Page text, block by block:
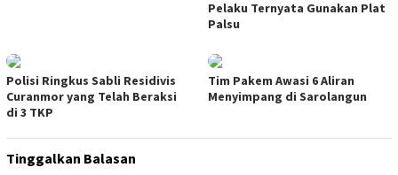
Pelaku Ternyata Gunakan Plat
Palsu
Polisi Ringkus Sabli Residivis
Curanmor yang Telah Beraksi
di 3 TKP
Tim Pakem Awasi 6 Aliran
Menyimpang di Sarolangun
Tinggalkan Balasan